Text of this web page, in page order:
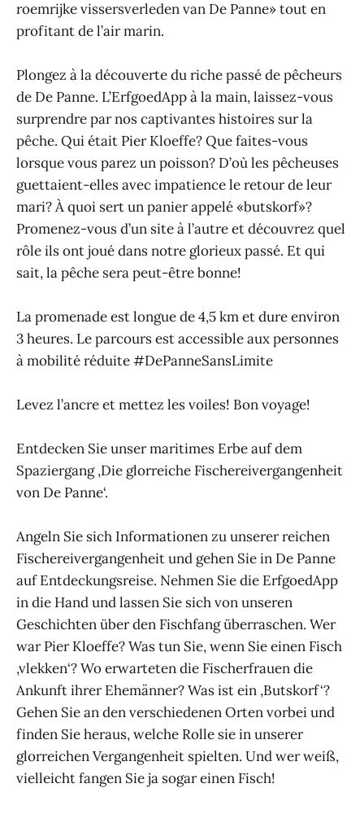
roemrijke vissersverleden van De Panne» tout en
profitant de l’air marin.
Plongez à la découverte du riche passé de pêcheurs
de De Panne. L’ErfgoedApp à la main, laissez-vous
surprendre par nos captivantes histoires sur la
pêche. Qui était Pier Kloeffe? Que faites-vous
lorsque vous parez un poisson? D’où les pêcheuses
guettaient-elles avec impatience le retour de leur
mari? À quoi sert un panier appelé «butskorf»?
Promenez-vous d’un site à l’autre et découvrez quel
rôle ils ont joué dans notre glorieux passé. Et qui
sait, la pêche sera peut-être bonne!
La promenade est longue de 4,5 km et dure environ
3 heures. Le parcours est accessible aux personnes
à mobilité réduite #DePanneSansLimite
Levez l’ancre et mettez les voiles! Bon voyage!
Entdecken Sie unser maritimes Erbe auf dem
Spaziergang ‚Die glorreiche Fischereivergangenheit
von De Panne‘.
Angeln Sie sich Informationen zu unserer reichen
Fischereivergangenheit und gehen Sie in De Panne
auf Entdeckungsreise. Nehmen Sie die ErfgoedApp
in die Hand und lassen Sie sich von unseren
Geschichten über den Fischfang überraschen. Wer
war Pier Kloeffe? Was tun Sie, wenn Sie einen Fisch
‚vlekken‘? Wo erwarteten die Fischerfrauen die
Ankunft ihrer Ehemänner? Was ist ein ‚Butskorf‘?
Gehen Sie an den verschiedenen Orten vorbei und
finden Sie heraus, welche Rolle sie in unserer
glorreichen Vergangenheit spielten. Und wer weiß,
vielleicht fangen Sie ja sogar einen Fisch!